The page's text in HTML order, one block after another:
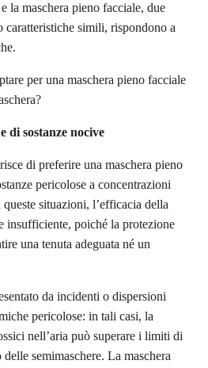
la maschera pieno facciale, due
simili, rispondono a
per una maschera pieno facciale
di sostanze nocive
di preferire una maschera pieno
pericolose a concentrazioni
situazioni, l’efficacia della
insufficiente, poiché la protezione
una tenuta adeguata né un
da incidenti o dispersioni
pericolose: in tali casi, la
nell’aria può superare i limiti di
semimaschere. La maschera